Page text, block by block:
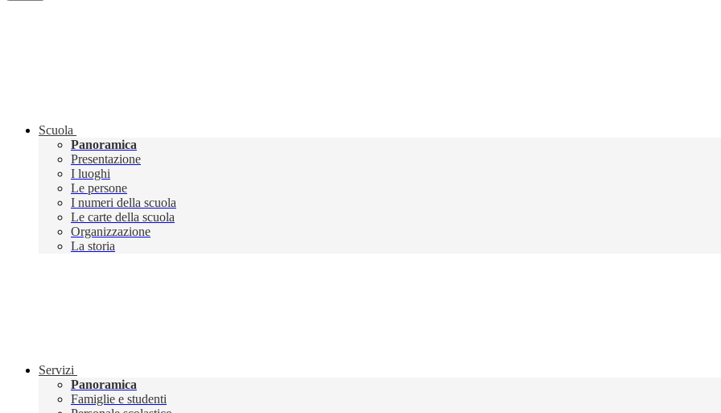
Scuola
Panoramica
Presentazione
I luoghi
Le persone
I numeri della scuola
Le carte della scuola
Organizzazione
La storia
Servizi
Panoramica
Famiglie e studenti